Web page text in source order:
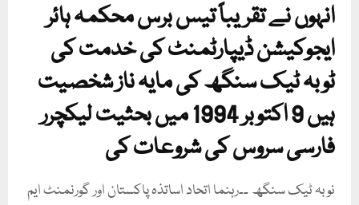
انہوں نے تقریباً تیس برس محکمہ ہائر
ایجوکیشن ڈیپارٹمنٹ کی خدمت کی
ٹوبہ ٹیک سنگھ کی مایہ ناز شخصیت
ہیں 9 اکتوبر 1994 میں بحثیت لیکچرر
فارسی سروس کی شروعات کی
نوبہ ٹیک سنگھ ۔۔رہنما اتحاد اساتذہ پاکستان اور گورنمنٹ ایم